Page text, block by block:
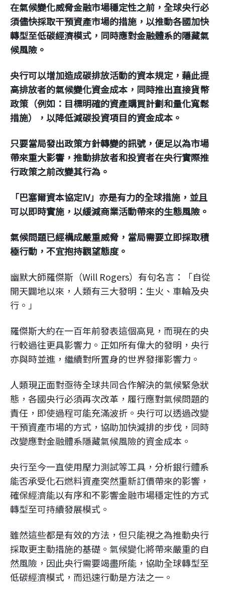
線上交易
在氣候變化威脅金融市場穩定性之前，全球央行必
須儘快採取干預資產市場的措施，以推動各國加快
轉型至低碳經濟模式，同時應對金融體系的隱藏氣
候風險。
央行可以增加造成碳排放活動的資本規定，藉此提
高排放者的氣候變化資金成本，同時推出直接貨幣
政策（例如：目標明確的資產購買計劃和量化寬鬆
措施），以降低減碳投資項目的資金成本。
只要當局發出政策方針轉變的訊號，便足以為市場
帶來重大影響，推動排放者和投資者在央行實際推
行政策之前改變其行為。
「巴塞爾資本協定IV」亦是有力的全球措施，並且
可以即時實施，以緩減商業活動帶來的生態風險。
氣候問題已經構成嚴重威脅，當局需要立即採取積
極行動，不宜抱持觀望態度。
幽默大師羅傑斯（Will Rogers）有句名言：「自從
開天闢地以來，人類有三大發明：生火、車輪及央
行。」
羅傑斯大約在一百年前發表這個高見，而現在的央
行較過往更具影響力。正如所有偉大的發明，央行
亦與時並進，繼續對所置身的世界發揮影響力。
人類現正面對亟待全球共同合作解決的氣候緊急狀
態，各國央行必須再次改革，履行應對氣候問題的
責任，即使過程可能充滿波折。央行可以透過改變
干預資產市場的方式，協助加快減排的步伐，同時
改變應對金融體系隱藏氣候風險的資金成本。
央行至今一直使用壓力測試等工具，分析銀行體系
能否承受化石燃料資產突然重新訂價帶來的影響，
確保經濟能以有序和不影響金融市場穩定性的方式
轉型至可持續發展模式。
雖然這些都是有效的方法，但只能視之為推動央行
採取更主動措施的基礎。氣候變化將帶來嚴重的自
然風險，因此央行需要竭盡所能，協助全球轉型至
低碳經濟模式，而迅速行動是方法之一。